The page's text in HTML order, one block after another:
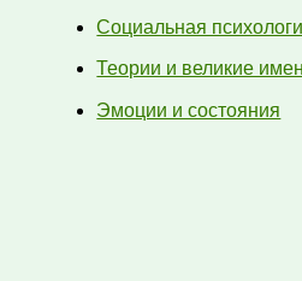
Социальная
Теории и великие
Эмоции и состояния